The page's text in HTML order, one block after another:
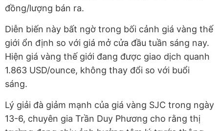
đồng/lượng bán ra.
Diễn biến này bất ngờ trong bối cảnh giá vàng thế
giới ổn định so với giá mở cửa đầu tuần sáng nay.
Hiện giá vàng thế giới đang được giao dịch quanh
1.863 USD/ounce, không thay đổi so với buổi
sáng.
Lý giải đà giảm mạnh của giá vàng SJC trong ngày
13-6, chuyên gia Trần Duy Phương cho rằng thị